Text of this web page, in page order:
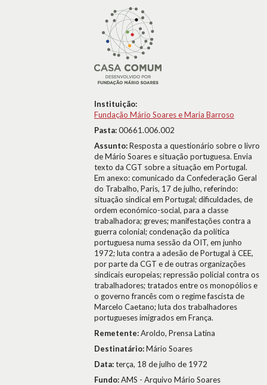
Instituição:
Fundação Mário Soares e Maria Barroso
Pasta:00661.006.002
Assunto:Resposta a questionário sobre o livro
de Mário Soares e situação portuguesa. Envia
texto da CGT sobre a situação em Portugal.
Em anexo: comunicado da Confederação Geral
do Trabalho, Paris, 17 de julho, referindo:
situação sindical em Portugal; dificuldades, de
ordem económico-social, para a classe
trabalhadora; greves; manifestações contra a
guerra colonial; condenação da política
portuguesa numa sessão da OIT, em junho
1972; luta contra a adesão de Portugal à CEE,
por parte da CGT e de outras organizações
sindicais europeias; repressão policial contra os
trabalhadores; tratados entre os monopólios e
o governo francês com o regime fascista de
Marcelo Caetano; luta dos trabalhadores
portugueses imigrados em França.
Remetente:Aroldo, Prensa Latina
Destinatário:Mário Soares
Data:terça, 18 de julho de 1972
Fundo:AMS - Arquivo Mário Soares